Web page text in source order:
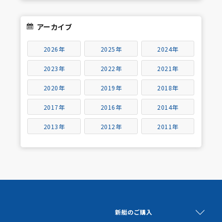
アーカイブ
2026年 2025年 2024年
2023年 2022年 2021年
2020年 2019年 2018年
2017年 2016年 2014年
2013年 2012年 2011年
新艇のご購入